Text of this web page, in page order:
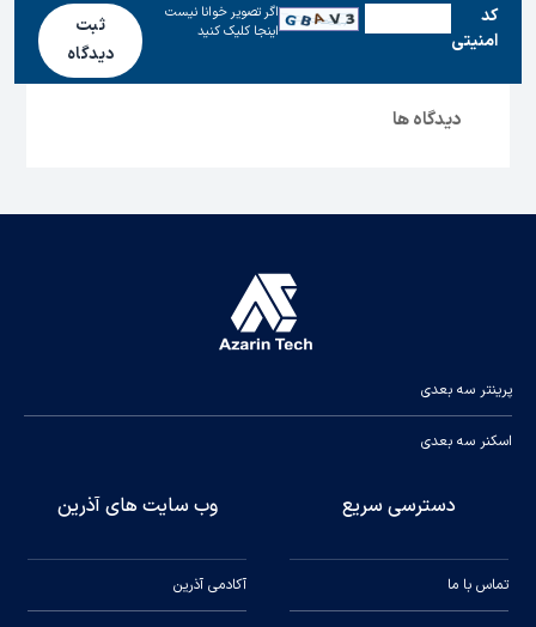
كد
امنیتی
اگر تصویر خوانا نیست
اینجا کلیک کنید
ثبت
دیدگاه
دیدگاه ها
پرینتر سه بعدی
اسکنر سه بعدی
دسترسی سریع
تماس با ما
وب سایت های آذرین
آکادمی آذرین